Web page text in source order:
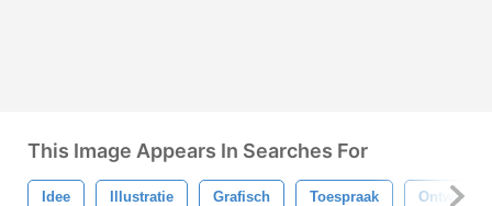
This Image Appears In Searches For
Idee Illustratie Grafisch Toespraak Ontwerp